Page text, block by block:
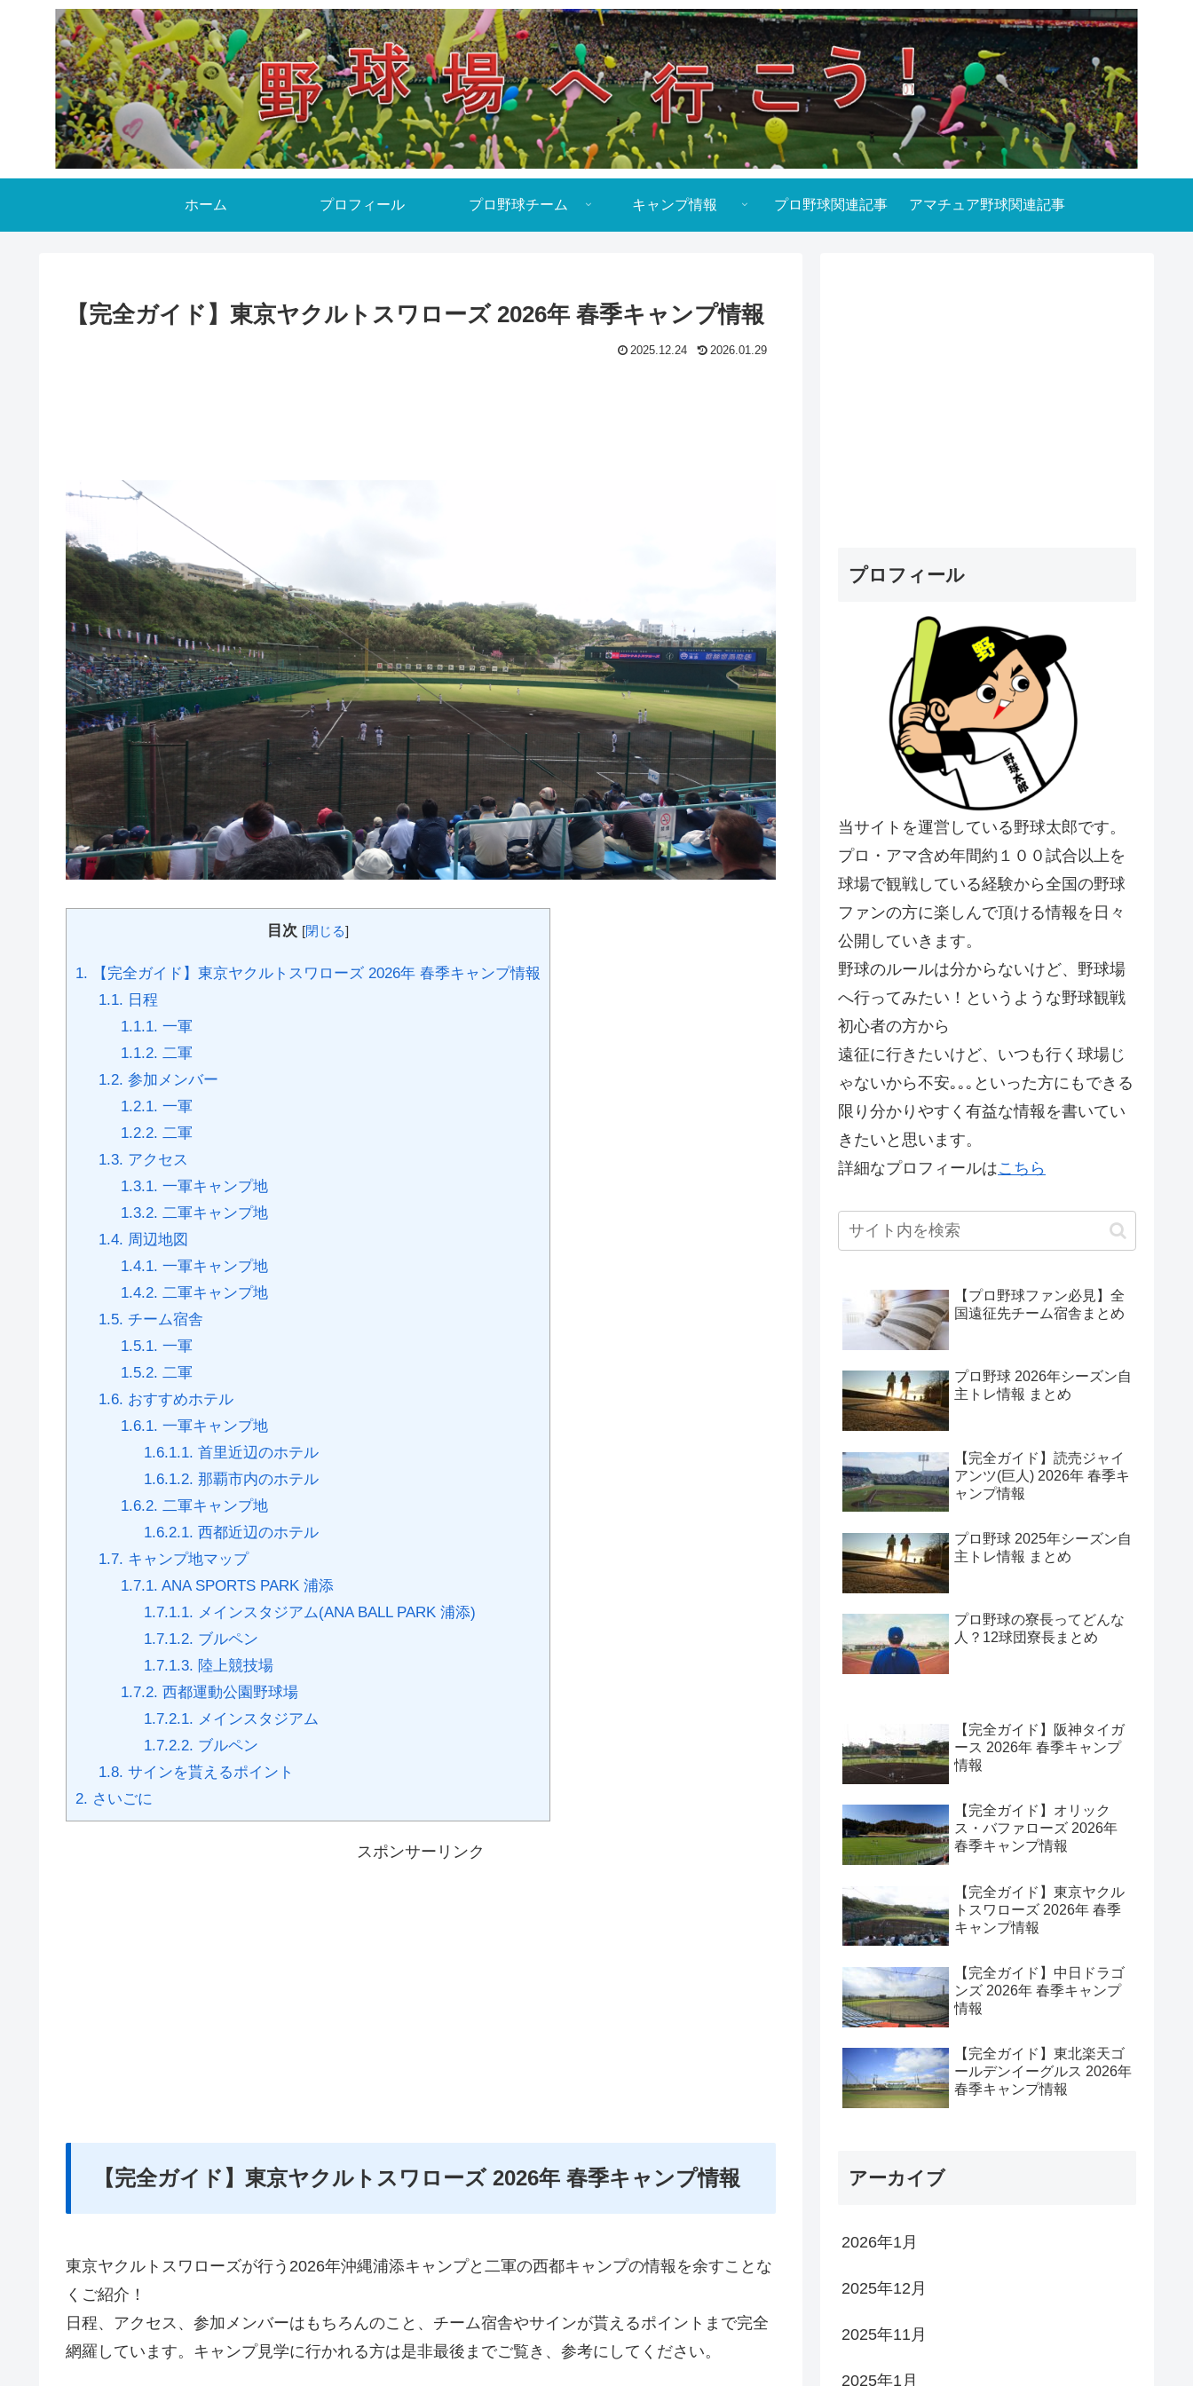
ホーム プロフィール プロ野球チーム キャンプ情報 プロ野球関連記事 アマチュア野球関連記事
【完全ガイド】東京ヤクルトスワローズ 2026年 春季キャンプ情報
2025.12.24 2026.01.29
目次 [閉じる]
1. 【完全ガイド】東京ヤクルトスワローズ 2026年 春季キャンプ情報
1.1. 日程
1.1.1. 一軍
1.1.2. 二軍
1.2. 参加メンバー
1.2.1. 一軍
1.2.2. 二軍
1.3. アクセス
1.3.1. 一軍キャンプ地
1.3.2. 二軍キャンプ地
1.4. 周辺地図
1.4.1. 一軍キャンプ地
1.4.2. 二軍キャンプ地
1.5. チーム宿舎
1.5.1. 一軍
1.5.2. 二軍
1.6. おすすめホテル
1.6.1. 一軍キャンプ地
1.6.1.1. 首里近辺のホテル
1.6.1.2. 那覇市内のホテル
1.6.2. 二軍キャンプ地
1.6.2.1. 西都近辺のホテル
1.7. キャンプ地マップ
1.7.1. ANA SPORTS PARK 浦添
1.7.1.1. メインスタジアム(ANA BALL PARK 浦添)
1.7.1.2. ブルペン
1.7.1.3. 陸上競技場
1.7.2. 西都運動公園野球場
1.7.2.1. メインスタジアム
1.7.2.2. ブルペン
1.8. サインを貰えるポイント
2. さいごに
スポンサーリンク
【完全ガイド】東京ヤクルトスワローズ 2026年 春季キャンプ情報
東京ヤクルトスワローズが行う2026年沖縄浦添キャンプと二軍の西都キャンプの情報を余すことな
くご紹介！
日程、アクセス、参加メンバーはもちろんのこと、チーム宿舎やサインが貰えるポイントまで完全
網羅しています。キャンプ見学に行かれる方は是非最後までご覧き、参考にしてください。
プロフィール
当サイトを運営している野球太郎です。
プロ・アマ含め年間約１００試合以上を
球場で観戦している経験から全国の野球
ファンの方に楽しんで頂ける情報を日々
公開していきます。
野球のルールは分からないけど、野球場
へ行ってみたい！というような野球観戦
初心者の方から
遠征に行きたいけど、いつも行く球場じ
ゃないから不安｡｡｡といった方にもできる
限り分かりやすく有益な情報を書いてい
きたいと思います。
詳細なプロフィールはこちら
【プロ野球ファン必見】全
国遠征先チーム宿舎まとめ
プロ野球 2026年シーズン自
主トレ情報 まとめ
【完全ガイド】読売ジャイ
アンツ(巨人) 2026年 春季キ
ャンプ情報
プロ野球 2025年シーズン自
主トレ情報 まとめ
プロ野球の寮長ってどんな
人？12球団寮長まとめ
【完全ガイド】阪神タイガ
ース 2026年 春季キャンプ
情報
【完全ガイド】オリック
ス・バファローズ 2026年
春季キャンプ情報
【完全ガイド】東京ヤクル
トスワローズ 2026年 春季
キャンプ情報
【完全ガイド】中日ドラゴ
ンズ 2026年 春季キャンプ
情報
【完全ガイド】東北楽天ゴ
ールデンイーグルス 2026年
春季キャンプ情報
アーカイブ
2026年1月
2025年12月
2025年11月
2025年1月